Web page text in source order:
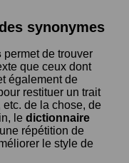
synonymes
permet de trouver
que ceux dont
également de
restituer un trait
de la chose, de
le dictionnaire
répétition de
le style de